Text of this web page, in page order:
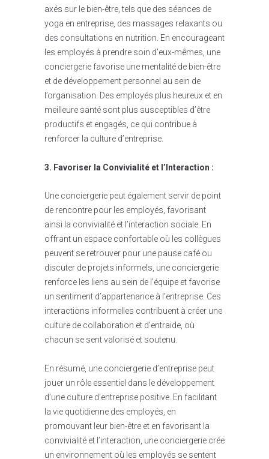
axés sur le bien-être, tels que des séances de
yoga en entreprise, des massages relaxants ou
des consultations en nutrition. En encourageant
les employés à prendre soin d’eux-mêmes, une
conciergerie favorise une mentalité de bien-être
et de développement personnel au sein de
l’organisation. Des employés plus heureux et en
meilleure santé sont plus susceptibles d’être
productifs et engagés, ce qui contribue à
renforcer la culture d’entreprise.
3. Favoriser la Convivialité et l’Interaction :
Une conciergerie peut également servir de point
de rencontre pour les employés, favorisant
ainsi la convivialité et l’interaction sociale. En
offrant un espace confortable où les collègues
peuvent se retrouver pour une pause café ou
discuter de projets informels, une conciergerie
renforce les liens au sein de l’équipe et favorise
un sentiment d’appartenance à l’entreprise. Ces
interactions informelles contribuent à créer une
culture de collaboration et d’entraide, où
chacun se sent valorisé et soutenu.
En résumé, une conciergerie d’entreprise peut
jouer un rôle essentiel dans le développement
d’une culture d’entreprise positive. En facilitant
la vie quotidienne des employés, en
promouvant leur bien-être et en favorisant la
convivialité et l’interaction, une conciergerie crée
un environnement où les employés se sentent